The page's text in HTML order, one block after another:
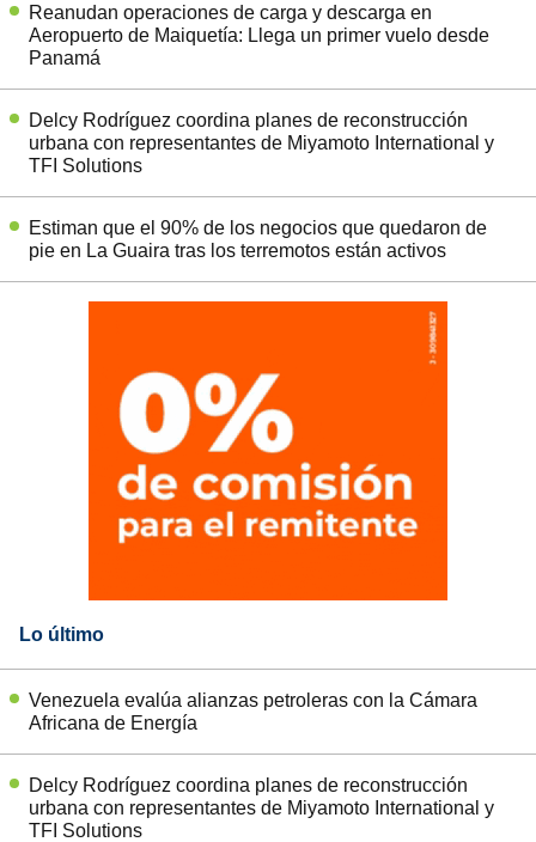
Reanudan operaciones de carga y descarga en
Aeropuerto de Maiquetía: Llega un primer vuelo desde
Panamá
Delcy Rodríguez coordina planes de reconstrucción
urbana con representantes de Miyamoto International y
TFI Solutions
Estiman que el 90% de los negocios que quedaron de
pie en La Guaira tras los terremotos están activos
Lo último
Venezuela evalúa alianzas petroleras con la Cámara
Africana de Energía
Delcy Rodríguez coordina planes de reconstrucción
urbana con representantes de Miyamoto International y
TFI Solutions